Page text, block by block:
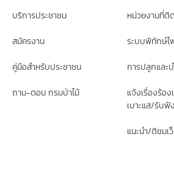
บริการประชาชน
สมัครงาน
คู่มือสำหรับประชาชน
ถาม-ตอบ กรมป่าไม้
หน่วยงานที่ติ
ระบบพิทักษ์ไ
การปลูกและ
แจ้งเรื่องร้อ
เบาะแส/รับฟั
แนะนำ/ติชมเ